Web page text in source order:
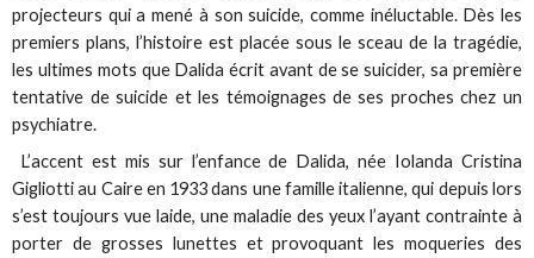
projecteurs qui a mené à son suicide, comme inéluctable. Dès les
premiers plans, l’histoire est placée sous le sceau de la tragédie,
les ultimes mots que Dalida écrit avant de se suicider, sa première
tentative de suicide et les témoignages de ses proches chez un
psychiatre.
L’accent est mis sur l’enfance de Dalida, née Iolanda Cristina
Gigliotti au Caire en 1933 dans une famille italienne, qui depuis lors
s’est toujours vue laide, une maladie des yeux l’ayant contrainte à
porter de grosses lunettes et provoquant les moqueries des